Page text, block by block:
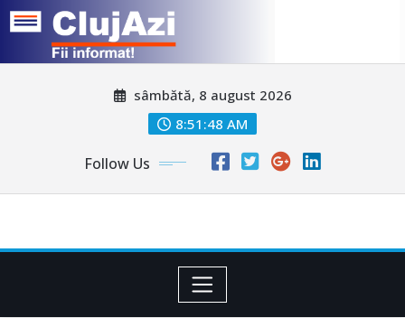
sâmbătă, 8 august 2026
8:51:50 AM
Follow Us